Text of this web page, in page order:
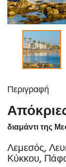
Περιγραφή
διαμάντι της
Λεμεσός,
Κύκκου,